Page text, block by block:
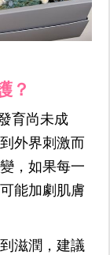
？
育尚未成
外界刺激而
，如果每一
能加劇肌膚
滋潤，建議